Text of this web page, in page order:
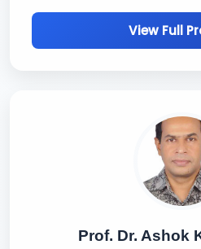
View Full
Prof. Dr. Ashok